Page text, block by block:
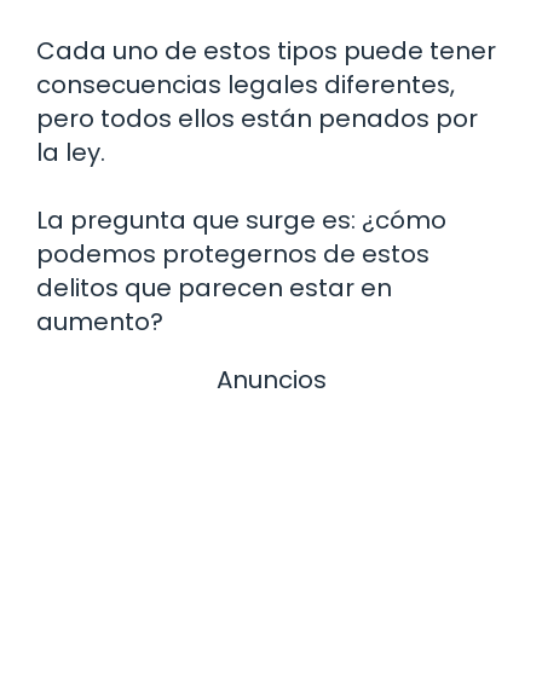
Cada uno de estos tipos puede tener
consecuencias legales diferentes,
pero todos ellos están penados por
la ley.
La pregunta que surge es: ¿cómo
podemos protegernos de estos
delitos que parecen estar en
aumento?
Anuncios